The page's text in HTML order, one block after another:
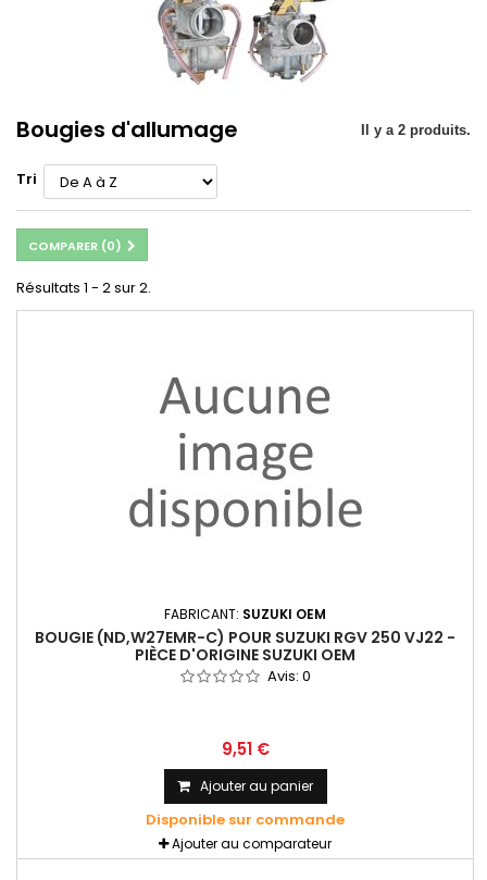
Bougies d'allumage Il y a 2 produits.
Tri
COMPARER (0)
Résultats 1 - 2 sur 2.
FABRICANT: SUZUKI OEM
BOUGIE (ND,W27EMR-C) POUR SUZUKI RGV 250 VJ22 -
PIÈCE D'ORIGINE SUZUKI OEM
Avis: 0
9,51 €
Ajouter au panier
Disponible sur commande
Ajouter au comparateur